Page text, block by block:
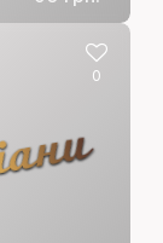
0